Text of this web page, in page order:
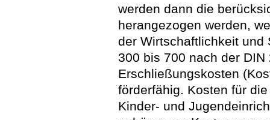
werden dann die
herangezogen werden,
der Wirtschaftlichkeit und
300 bis 700 nach der
Erschließungskosten
förderfähig. Kosten für
Kinder- und